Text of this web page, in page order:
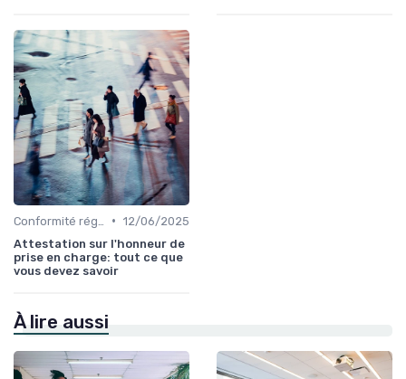
• 12/06/2025
Attestation sur l'honneur de
prise en charge: tout ce que
vous devez savoir
À lire aussi